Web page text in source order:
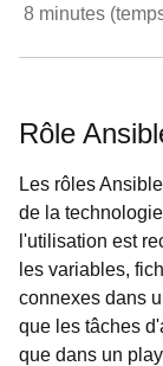
8 minutes
Rôle
Les rôles
de la
l'utilisation est
les variables,
connexes dans
que les tâches
que dans un